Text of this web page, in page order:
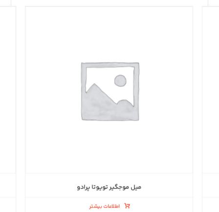
میل موجگیر تویوتا پرادو
اطلاعات بیشتر